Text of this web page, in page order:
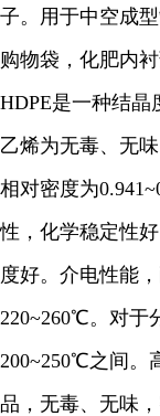
子。用于中空成
购物袋，化肥内衬
HDPE是一种结
乙烯为无毒、无
相对密度为
性，化学稳定性
度好。介电性能
220~260℃。对于
200~250℃之间。
品，无毒、无味